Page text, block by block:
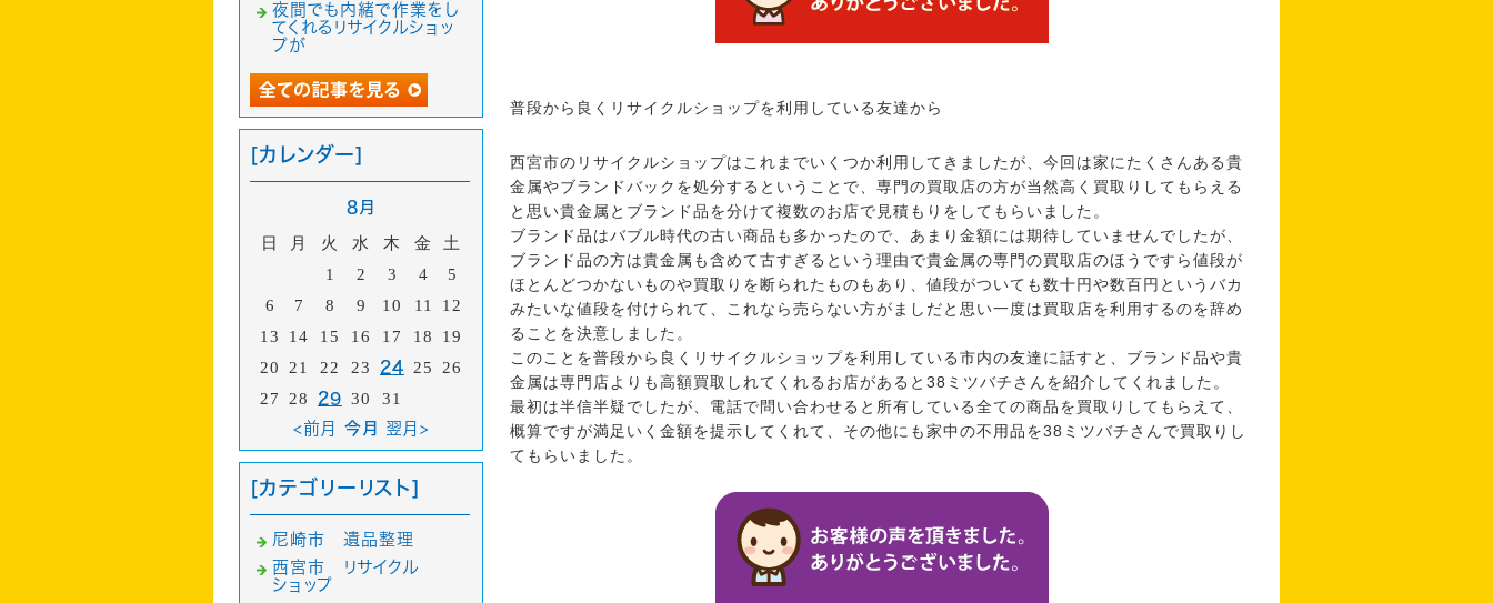
普段から良くリサイクルショップを利用している友達から
西宮市のリサイクルショップはこれまでいくつか利用してきましたが、今回は家にたくさんある貴
金属やブランドバックを処分するということで、専門の買取店の方が当然高く買取りしてもらえる
と思い貴金属とブランド品を分けて複数のお店で見積もりをしてもらいました。
ブランド品はバブル時代の古い商品も多かったので、あまり金額には期待していませんでしたが、
ブランド品の方は貴金属も含めて古すぎるという理由で貴金属の専門の買取店のほうですら値段が
ほとんどつかないものや買取りを断られたものもあり、値段がついても数十円や数百円というバカ
みたいな値段を付けられて、これなら売らない方がましだと思い一度は買取店を利用するのを辞め
ることを決意しました。
このことを普段から良くリサイクルショップを利用している市内の友達に話すと、ブランド品や貴
金属は専門店よりも高額買取しれてくれるお店があると38ミツバチさんを紹介してくれました。
最初は半信半疑でしたが、電話で問い合わせると所有している全ての商品を買取りしてもらえて、
概算ですが満足いく金額を提示してくれて、その他にも家中の不用品を38ミツバチさんで買取りし
てもらいました。
夜間でも内緒で作業をし
てくれるリサイクルショッ
プが
[カレンダー]
8月
日 月 火 水 木 金
土
1
2 3 4
5
6
7 8 9 10 11
12
13
14 15 16 17 18
19
20
21 22 23 24 25
26
27
28 29 30 31
<前月 今月 翌月>
[カテゴリーリスト]
尼崎市 遺品整理
西宮市 リサイクル
ショップ